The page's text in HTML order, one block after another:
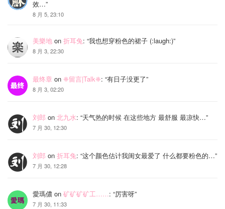
效…”
8 月 5, 23:10
美樂地 on 折耳兔: “我也想穿粉色的裙子 (:laugh:)”
8 月 3, 22:30
最终章 on ❈留言|Talk❈: “有日子没更了”
8 月 3, 02:20
刘郎 on 北九水: “天气热的时候 在这些地方 最舒服 最凉快…”
7 月 30, 12:30
刘郎 on 折耳兔: “这个颜色估计我闺女最爱了 什么都要粉色的…”
7 月 30, 12:28
愛瑪儂 on 矿矿矿矿工……: “厉害呀”
7 月 30, 11:33